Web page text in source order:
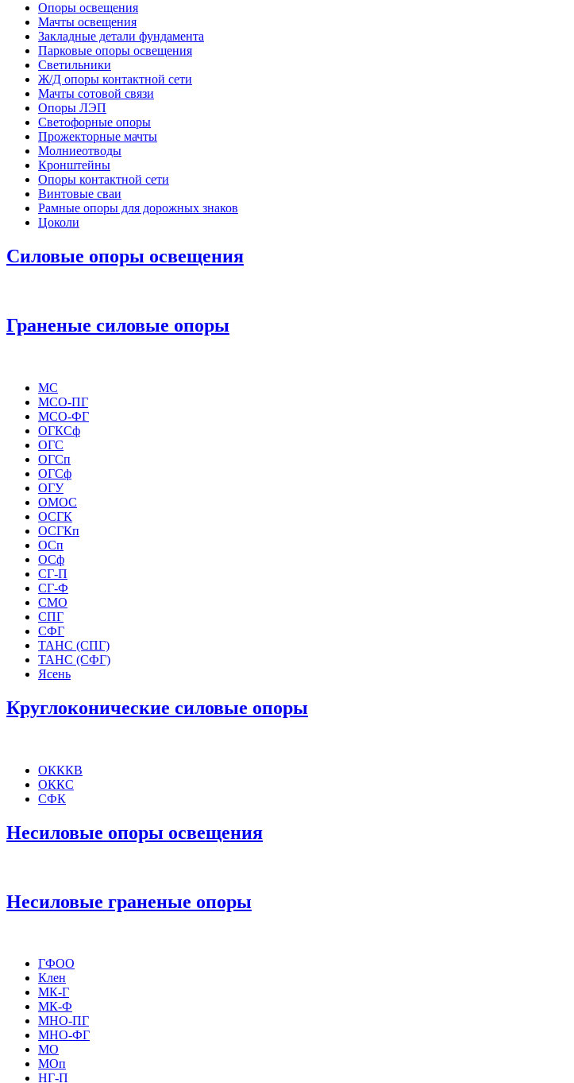
Oпоры oсвeщения
Мачты освещения
Закладные детали фундамента
Парковые опоры освещения
Светильники
Ж/Д опоры контактной сети
Мачты сотовой связи
Опоры ЛЭП
Светофорные опоры
Прожекторные мачты
Молниеотводы
Кронштейны
Опоры контактной сети
Винтовые сваи
Рамные опоры для дорожных знаков
Цоколи
Силовые опоры освещения
Граненые силовые опоры
МС
МСО-ПГ
МСО-ФГ
ОГКСф
ОГС
ОГСп
ОГСф
ОГУ
ОМОС
ОСГК
ОСГКп
ОСп
ОСф
СГ-П
СГ-Ф
СМО
СПГ
СФГ
ТАНС (СПГ)
ТАНС (СФГ)
Ясень
Круглоконические силовые опоры
ОКККВ
ОККС
СФК
Несиловые опоры освещения
Несиловые граненые опоры
ГФОО
Клен
МК-Г
МК-Ф
МНО-ПГ
МНО-ФГ
МО
МОп
НГ-П